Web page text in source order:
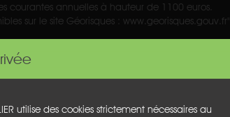
utilise des cookies strictement nécessaires au
annuelles à hauteur de 1100 euros.
sur le site Géorisques : www.georisques.gouv.fr"
Cave :non